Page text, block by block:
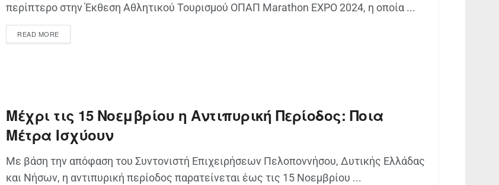
περίπτερο στην Έκθεση Αθλητικού Τουρισμού ΟΠΑΠ Marathon EXPO 2024, η οποία ...
READ MORE
Μέχρι τις 15 Νοεμβρίου η Αντιπυρική Περίοδος: Ποια
Μέτρα Ισχύουν
Με βάση την απόφαση του Συντονιστή Επιχειρήσεων Πελοποννήσου, Δυτικής Ελλάδας
και Νήσων, η αντιπυρική περίοδος παρατείνεται έως τις 15 Νοεμβρίου ...